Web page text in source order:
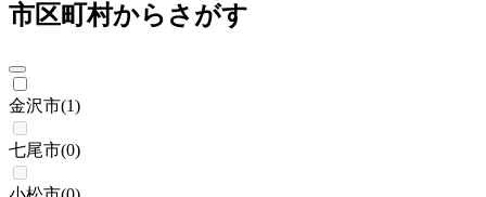
市区町村からさがす
金沢市(1)
七尾市(0)